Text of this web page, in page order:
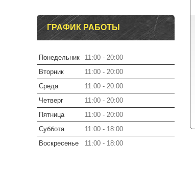
ГРАФИК РАБОТЫ
Понедельник 11:00
20:00
Вторник
11:00
20:00
Среда
11:00
20:00
Четверг
11:00
20:00
Пятница
11:00
20:00
Суббота
11:00
18:00
Воскресенье
11:00 18:00